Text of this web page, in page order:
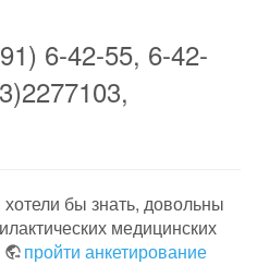
6-42-55, 6-42-
бы знать, довольны
медицинских
пройти анкетирование